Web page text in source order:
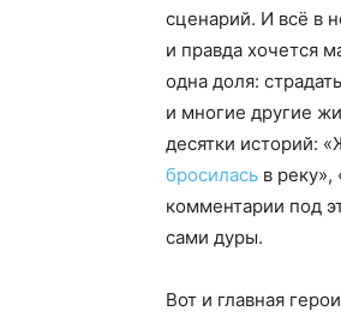
сценарий. И всё в
и правда хочется
одна доля:
и многие другие
десятки историй:
бросилась в реку»,
комментарии под
сами дуры.
Вот и главная